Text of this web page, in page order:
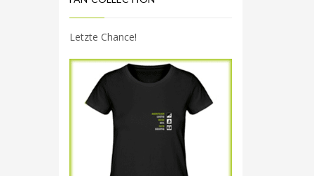
Letzte Chance!